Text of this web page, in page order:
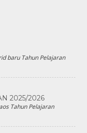
baru Tahun Pelajaran
2025/2026
Tahun Pelajaran